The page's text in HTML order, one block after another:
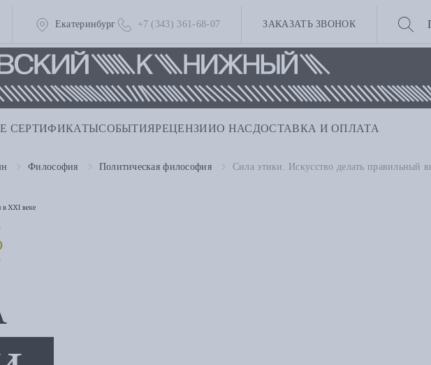
Екатеринбург +7 (343) 361-68-07 ЗАКАЗАТЬ ЗВОНОК
СЕРТИФИКАТЫСОБЫТИЯРЕЦЕНЗИИО НАС ДОСТАВКА И ОПЛАТА
Философия Политическая философия Сила этики. Искусство делать